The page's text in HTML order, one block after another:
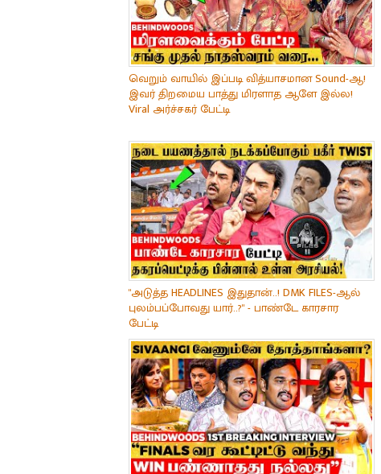
வெறும் வாயில் இப்படி வித்யாசமான Sound-ஆ!
இவர் திறமைய பாத்து மிரளாத ஆளே இல்ல!
Viral அர்ச்சகர் பேட்டி
"அடுத்த HEADLINES இதுதான்..! DMK FILES-ஆல்
புலம்பப்போவது யார்..?" - பாண்டே காரசார
பேட்டி